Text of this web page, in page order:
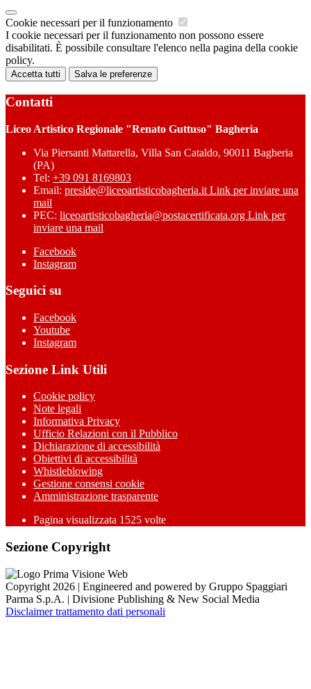
Cookie necessari per il funzionamento
I cookie necessari per il funzionamento non possono essere
disabilitati. È possibile consultare l'elenco nella pagina della cookie
policy.
Accetta tutti Salva le preferenze
Contatti
Liceo Artistico Regionale "Renato Guttuso" Bagheria
Via Piersanti Mattarella, Villa San Cataldo, 90011 Bagheria
(PA)
Tel: +39 091 8169803
Email: preside@liceoartisticobagheria.it Link per inviare una
mail
PEC: liceoartisticobagheria@postacertificata.org Link per
inviare una mail
Facebook
Instagram
Seguici su
Facebook
Youtube
Instagram
Sezione Link Utili
Cookie policy
Note legali
Informativa Privacy
Ufficio Relazioni con il Pubblico
Dichiarazione di accessibilità
Obiettivi di accessibilità
Whistleblowing
Gestione consensi cookie
Amministrazione trasparente
Pagina visualizzata 1525 volte
Sezione Copyright
Copyright 2026 | Engineered and powered by Gruppo Spaggiari
Parma S.p.A. | Divisione Publishing & New Social Media
Disclaimer trattamento dati personali